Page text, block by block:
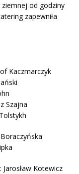
od godziny
zapewniła
Kaczmarczyk
Szajna
: Jarosław Kotewicz